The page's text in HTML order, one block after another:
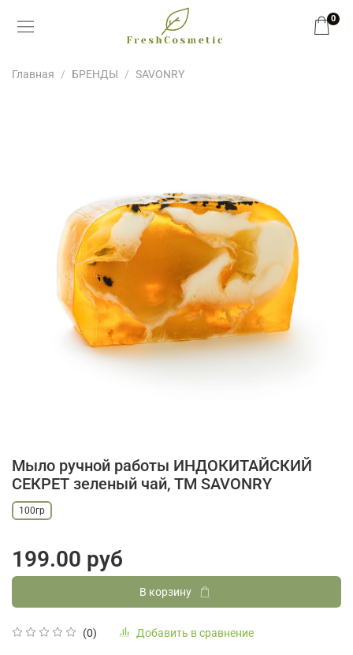
0
Главная БРЕНДЫ SAVONRY
Мыло ручной работы ИНДОКИТАЙСКИЙ
СЕКРЕТ зеленый чай, ТМ SAVONRY
(0) Добавить в сравнение
100гр
199.00 руб
В корзину